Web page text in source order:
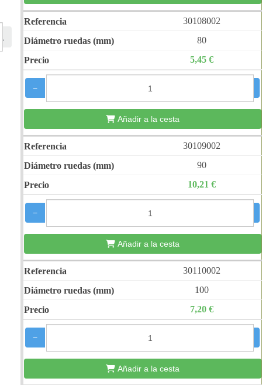
30108002
80
5,45 €
−
Añadir a la cesta
30109002
90
10,21 €
−
Añadir a la cesta
30110002
100
7,20 €
−
Añadir a la cesta